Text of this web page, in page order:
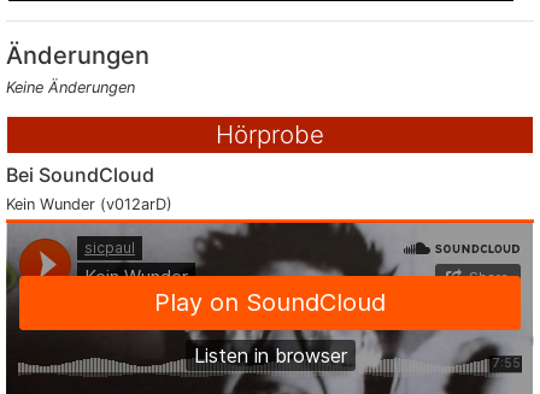
Änderungen
Keine Änderungen
Hörprobe
Bei SoundCloud
Kein Wunder (v012arD)